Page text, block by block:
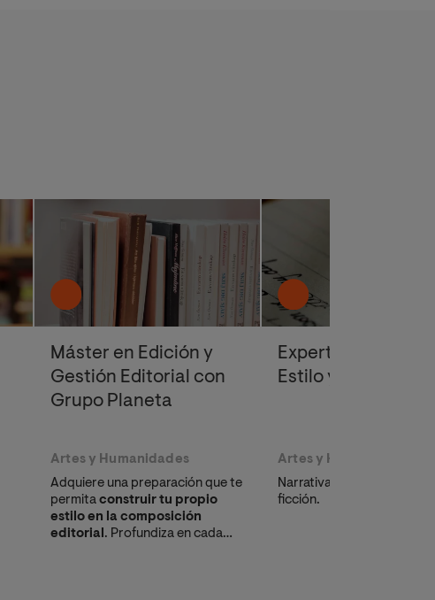
Máster en Edición y
Gestión Editorial con
Grupo Planeta
Artes y Humanidades
Adquiere una preparación que te
permitaconstruir tu propio
estilo en la composición
editorial . Profundiza en cada
Experto en
Estilo y
Artes y Humanidades
Narrativa breve, novela y
ficción.